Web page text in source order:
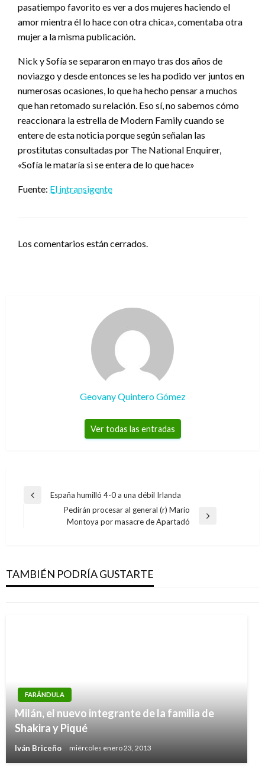
pasatiempo favorito es ver a dos mujeres haciendo el
amor mientra él lo hace con otra chica», comentaba otra
mujer a la misma publicación.
Nick y Sofía se separaron en mayo tras dos años de
noviazgo y desde entonces se les ha podido ver juntos en
numerosas ocasiones, lo que ha hecho pensar a muchos
que han retomado su relación. Eso sí, no sabemos cómo
reaccionara la estrella de Modern Family cuando se
entere de esta noticia porque según señalan las
prostitutas consultadas por The National Enquirer,
«Sofía le mataría si se entera de lo que hace»
Fuente: El intransigente
Los comentarios están cerrados.
Geovany Quintero Gómez
Ver todas las entradas
Navegación
entradas
Entrada
España humilló 4-0 a una débil Irlanda
Pedirán procesar al general (r) Mario
Montoya por masacre de Apartadó
TAMBIÉN PODRÍA GUSTARTE
joyas
Iván Briceño jueves febrero 6, 2014
FARÁNDULA
Milán, el nuevo integrante de la familia de
Shakira y Piqué
Iván Briceño miércoles enero 23, 2013